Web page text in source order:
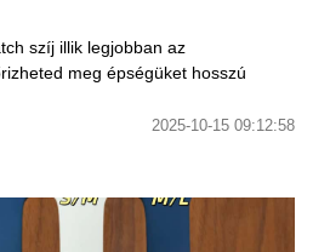
szíj illik legjobban az
meg épségüket hosszú
2025-10-15 09:12:58